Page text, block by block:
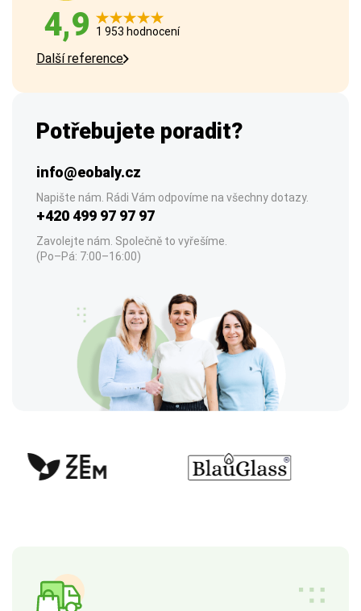
4,9 1 953 hodnocení
Další reference
Potřebujete poradit?
info@eobaly.cz
Napište nám. Rádi Vám odpovíme na všechny dotazy.
+420 499 97 97 97
Zavolejte nám. Společně to vyřešíme.
(Po–Pá: 7:00–16:00)